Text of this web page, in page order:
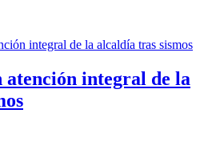
atención integral de la